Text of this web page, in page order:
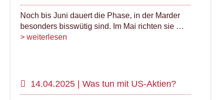
Noch bis Juni dauert die Phase, in der Marder
besonders bisswütig sind. Im Mai richten sie …
> weiterlesen
14.04.2025 | Was tun mit US-Aktien?